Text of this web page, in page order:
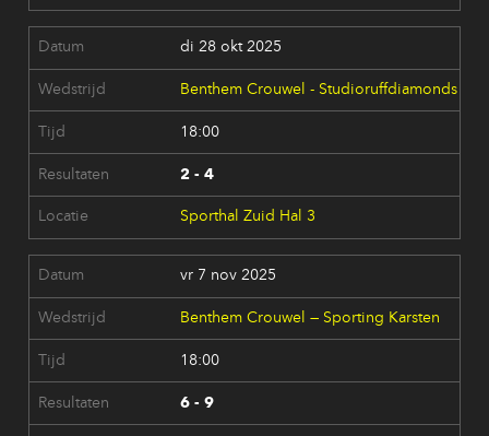
di 28 okt 2025
Benthem Crouwel - Studioruffdiamonds
18:00
2 - 4
Sporthal Zuid Hal 3
vr 7 nov 2025
Benthem Crouwel — Sporting Karsten
18:00
6 - 9